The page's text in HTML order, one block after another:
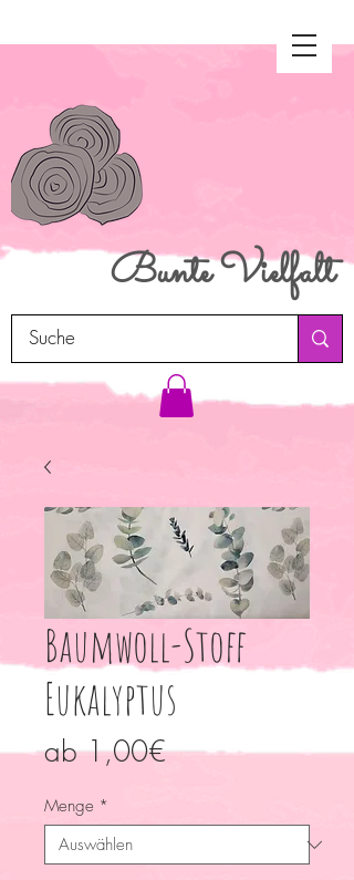
BunteVielfalt
Baumwoll-Stoff
Eukalyptus
ab1,00€Sale-
Menge *